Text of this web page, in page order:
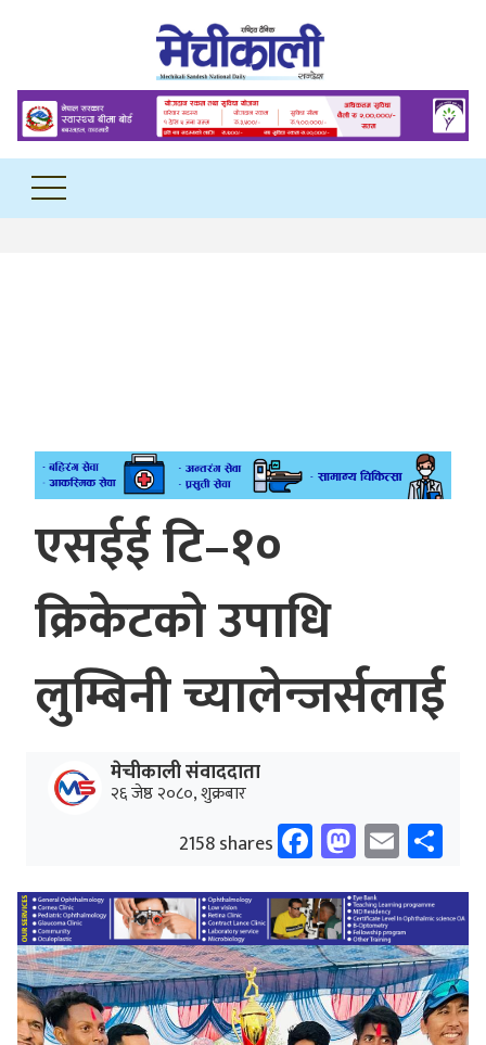
एसईई टि–१०
क्रिकेटको उपाधि
लुम्बिनी च्यालेन्जर्सलाई
मेचीकाली संवाददाता
२६ जेष्ठ २०८०, शुक्रबार
2158 shares Facebook
Email